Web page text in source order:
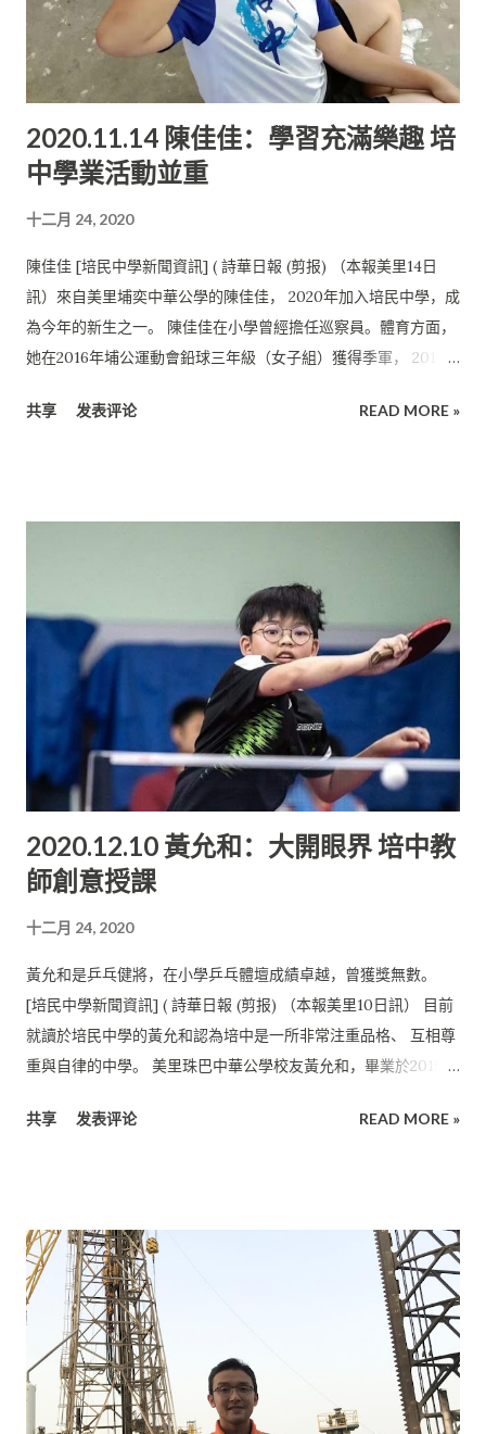
語教育，重視教學改革， 發展探究式教學，貫徹以學生為中心的
教學目標。 課外活動方面則有許多團體供選擇，如乒乓校隊、羽
球校隊、 文藝社、桌遊社等。 “選擇培中能讓你們有舒適的學習
環境， 獨中的統考文憑廣受國內外大學的承認， 妳們在畢業後可
以直接進入新加坡、英國、澳洲等大學升學。” 鄧家汶如此表
示。 擁有良好教學設備 另一名來自美里珠巴中華公學的李稼銀認
施。 但是自從我加入培民中學後才發現，培中重視學生的學習素
質， 因此擁有良好的教學設備，例如： 觸屏式電腦可以供教師教
學以及學生學習使用。” 李稼銀在小學時期曾擔任班長以及巡察
員。 在校期間獲得2018年華文作文比賽（精進班）第二名。 她
也在2018年的華文演講比賽中獲得安慰獎。 2020年剛加入培中
母語—-華語--的掌握， 也十分注重英語教育，國語也不例外，
2020.11.14 陳佳佳：學習充滿樂趣 培
中學業活動並重
十二月 24, 2020
陳佳佳 [培民中學新聞資訊] ( 詩華日報 (剪报) （本報美里14日
訊）來自美里埔奕中華公學的陳佳佳， 2020年加入培民中學，成
為今年的新生之一。 陳佳佳在小學曾經擔任巡察員。體育方面，
她在2016年埔公運動會鉛球三年級（女子組）獲得季軍， 2017年
鉛球五年級（女子組）獲得冠軍。 此外，她曾參與2019年美裡省
不是一所只注重學業的學校。 培民中學還常年舉辦各種有趣及有
意義的活動， 讓學生專注學業之余，還能透過參加活動認識新朋
友，放鬆心情。 她表示，中學的課程與小學的課程相比，中學的
課程比較難。 在培民中學就讀J11（A）班的她，選讀雙軌課程。
雖然她會覺得時間緊迫， 似乎必須在短時間內兼顧獨中課程和國
中課程， 獨中課程的程度也比國中課程來得困難。 但是她認為，
這是他們這個階段應該去做，應該去學習的。此外， 中學的課外
活動選項也比小學提供的選項多了許多。 學生可以按照自己的興
趣選擇自己喜歡的課外活動。 觸屏式電腦教學 她說，培民中學的
老師也很友善。每當學生遇到困難時， 他們都會第一時間幫助他
說，培中設備完善，每一間課室除了裝置空調， 也有觸屏式電腦
供教學使用。因此，學生能在舒適的環境下學習。 陳佳佳在中學
認識了不少新朋友， 大家都期盼能在這裡度過美好的6年中學生
涯。 陳佳佳表示，非常期待新學年學弟學妹們的加入。 培中隨時
歡迎你們的加入，希望你們加入培民中學這個大家庭， 成為當中
讀書的時光。
共享 发表评论 READ MORE »
2020.12.10 黃允和：大開眼界 培中教
師創意授課
十二月 24, 2020
黃允和是乒乓健將，在小學乒乓體壇成績卓越，曾獲獎無數。
[培民中學新聞資訊] ( 詩華日報 (剪报) （本報美里10日訊） 目前
就讀於培民中學的黃允和認為培中是一所非常注重品格、 互相尊
重與自律的中學。 美里珠巴中華公學校友黃允和，畢業於2019
學生可以在上課時進行更多元化的互動， 提升學生的學習興趣，
獎 他希望未升上中學的學弟妹們可以考慮是否選擇培中。“ 我可
以非常負責任地告訴妳，加入培中是一個很好的選擇。 我希望妳
們可以和我一樣，一起加入培中這個大家庭。我們明年見！ ” 黃
允和是乒乓健將，不僅是校內乒乓賽3年蟬聯冠軍， 亦是2018年
美里小學校際乒乓賽男子雙打冠軍及2019年美里 小學校際乒乓賽
男子個人賽的亞軍。 他在小學乒乓體壇成績卓越，曾獲獎無數，
共享 发表评论 READ MORE »